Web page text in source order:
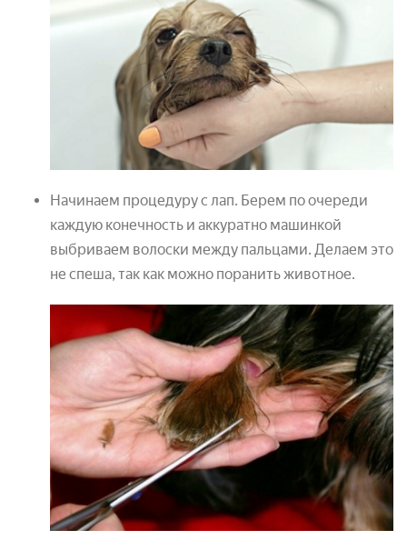
Начинаем процедуру с лап. Берем по очереди
каждую конечность и аккуратно машинкой
выбриваем волоски между пальцами. Делаем это
не спеша, так как можно поранить животное.